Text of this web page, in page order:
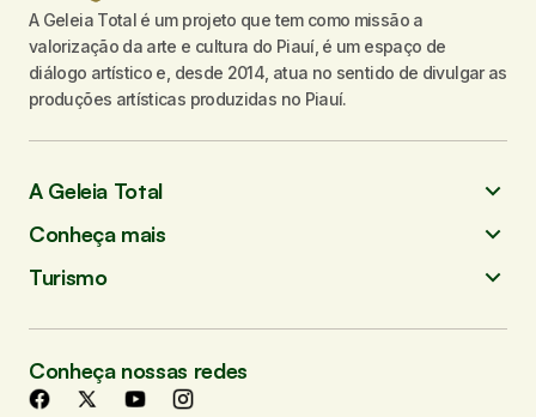
A Geleia Total é um projeto que tem como missão a
valorização da arte e cultura do Piauí, é um espaço de
diálogo artístico e, desde 2014, atua no sentido de divulgar as
produções artísticas produzidas no Piauí.
A Geleia Total
Conheça mais
Turismo
Conheça nossas redes